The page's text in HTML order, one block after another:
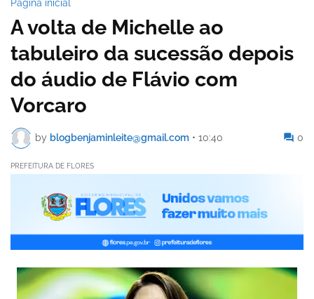
Página inicial
A volta de Michelle ao
tabuleiro da sucessão depois
do áudio de Flávio com
Vorcaro
by blogbenjaminleite@gmail.com • 10:40 0
PREFEITURA DE FLORES